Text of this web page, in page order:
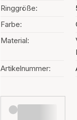
Ringgröße:
Farbe:
Material:
Artikelnummer: